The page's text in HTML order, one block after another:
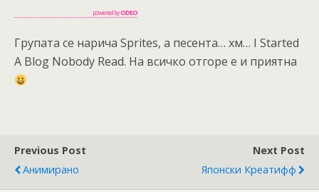
powered byODEO
Групата се нарича Sprites, а песента… хм… I Started
A Blog Nobody Read. На всичко отгоре е и приятна
Previous Post
Анимирано
Next Post
Японски Креатифф